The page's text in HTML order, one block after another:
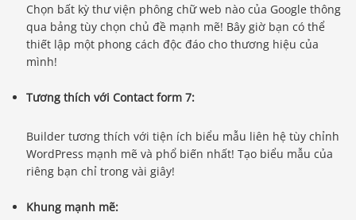
Chọn bất kỳ thư viện phông chữ web nào của Google thông
qua bảng tùy chọn chủ đề mạnh mẽ! Bây giờ bạn có thể
thiết lập một phong cách độc đáo cho thương hiệu của
mình!
Tương thích với Contact form 7:
Builder tương thích với tiện ích biểu mẫu liên hệ tùy chỉnh
WordPress mạnh mẽ và phổ biến nhất! Tạo biểu mẫu của
riêng bạn chỉ trong vài giây!
Khung mạnh mẽ: